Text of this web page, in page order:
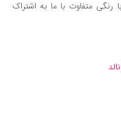
متفاوت با ما به اشتراک